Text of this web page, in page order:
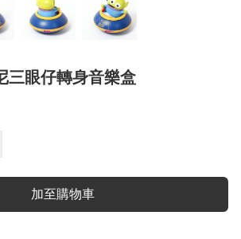
三眼仔轉身音樂盒
加至購物車